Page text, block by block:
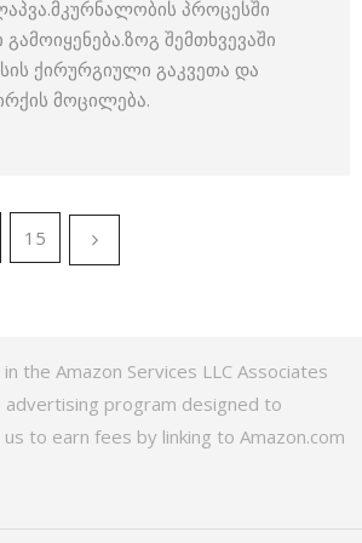
პროცესში
გამოიყენება.ზოგ შემთხვევაში
ქირურგიული გაკვეთა და
მოცილება.
15
the Amazon Services LLC Associates
advertising program designed to
to earn fees by linking to Amazon.com